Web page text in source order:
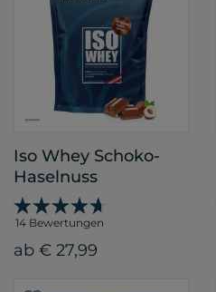
Iso Whey Schoko-
Haselnuss
14 Bewertungen
ab € 27,99